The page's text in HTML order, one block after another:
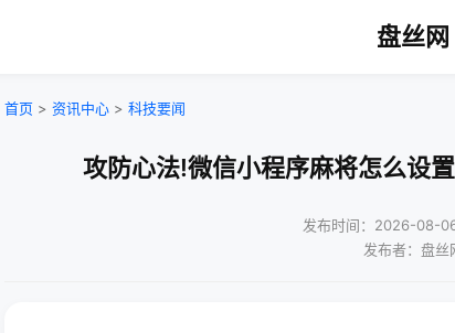
盘丝网
首页 > 资讯中心 > 科技要闻
攻防心法!微信小程序麻将怎么设
发布时间：2026-08-
发布者：盘丝